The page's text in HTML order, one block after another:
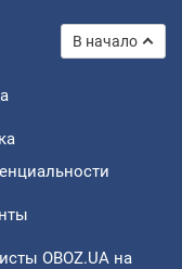
В начало
OBOZ.UA на